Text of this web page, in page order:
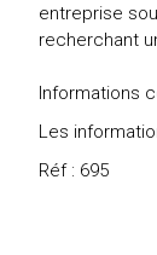
entreprise
recherchant
Informations
Les
Réf : 695